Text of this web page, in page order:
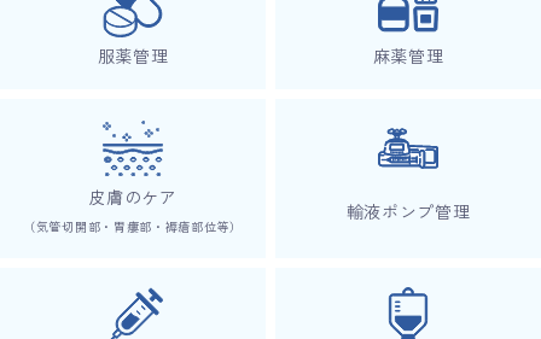
服薬管理 麻薬管理
皮膚のケア
（気管切開部・胃瘻部・褥瘡部位等）
輸液ポンプ管理